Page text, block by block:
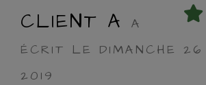
CLIENT A
A
ÉCRIT LE DIMANCHE 26
2019